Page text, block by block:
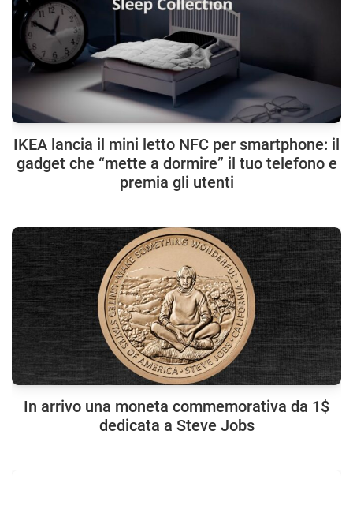
IKEA lancia il mini letto NFC per smartphone: il
gadget che “mette a dormire” il tuo telefono e
premia gli utenti
In arrivo una moneta commemorativa da 1$
dedicata a Steve Jobs